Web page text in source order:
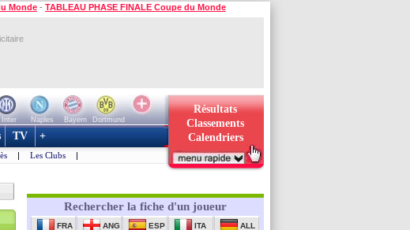
Monde - TABLEAU PHASE FINALE Coupe du Monde
Inter Naples Bayern
Dortmund
Résultats
Classements
Calendriers
TV +
| Les Clubs |